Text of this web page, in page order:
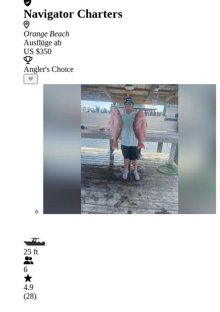
Navigator Charters
Orange Beach
Ausflüge ab
US $350
Angler's Choice
25 ft
6
4.9
(28)